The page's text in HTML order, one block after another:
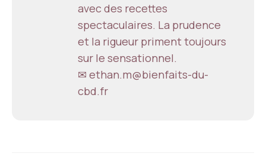
avec des recettes
spectaculaires. La prudence
et la rigueur priment toujours
sur le sensationnel.
✉ ethan.m@bienfaits-du-
cbd.fr